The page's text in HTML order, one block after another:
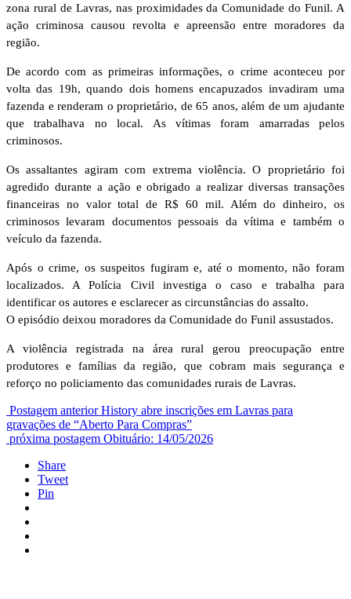
zona rural de Lavras, nas proximidades da Comunidade do Funil. A
ação criminosa causou revolta e apreensão entre moradores da
região.
De acordo com as primeiras informações, o crime aconteceu por
volta das 19h, quando dois homens encapuzados invadiram uma
fazenda e renderam o proprietário, de 65 anos, além de um ajudante
que trabalhava no local. As vítimas foram amarradas pelos
criminosos.
Os assaltantes agiram com extrema violência. O proprietário foi
agredido durante a ação e obrigado a realizar diversas transações
financeiras no valor total de R$ 60 mil. Além do dinheiro, os
criminosos levaram documentos pessoais da vítima e também o
veículo da fazenda.
Após o crime, os suspeitos fugiram e, até o momento, não foram
localizados. A Polícia Civil investiga o caso e trabalha para
identificar os autores e esclarecer as circunstâncias do assalto.
O episódio deixou moradores da Comunidade do Funil assustados.
A violência registrada na área rural gerou preocupação entre
produtores e famílias da região, que cobram mais segurança e
reforço no policiamento das comunidades rurais de Lavras.
Postagem anterior History abre inscrições em Lavras para
gravações de “Aberto Para Compras”
próxima postagem Obituário: 14/05/2026
Share
Tweet
Pin